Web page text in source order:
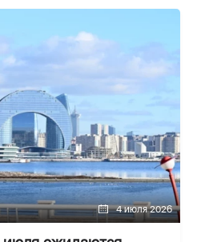
4 июля 2026